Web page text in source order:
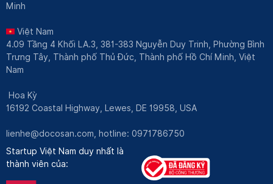
Minh
Việt Nam
4.09 Tầng 4 Khối LA.3, 381-383 Nguyễn Duy Trinh, Phường Bình
Trưng Tây, Thành phố Thủ Đức, Thành phố Hồ Chí Minh, Việt
Nam
Hoa Kỳ
16192 Coastal Highway, Lewes, DE 19958, USA
lienhe@docosan.com , hotline: 0971786750
Startup Việt Nam duy nhất là
thành viên của: